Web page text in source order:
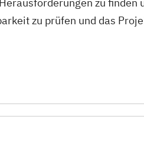
zu prüfen und das